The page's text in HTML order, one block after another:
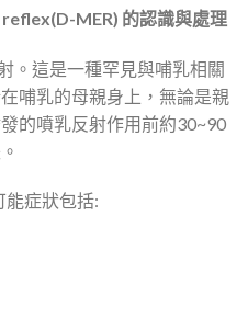
MER) 的認識與處理
。這是一種罕見與哺乳相關
哺乳的母親身上，無論是親
的噴乳反射作用前約30~90
能症狀包括: